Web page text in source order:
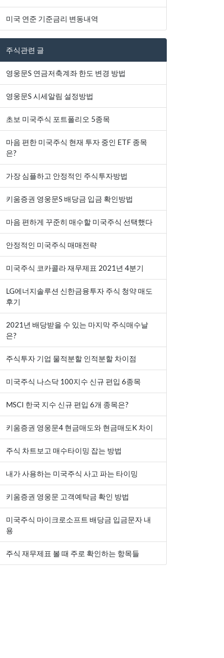
미국 연준 기준금리 변동내역
주식관련 글
영웅문S 연금저축계좌 한도 변경 방법
영웅문S 시세알림 설정방법
초보 미국주식 포트폴리오 5종목
마음 편한 미국주식 현재 투자 중인 ETF 종목
은?
가장 심플하고 안정적인 주식투자방법
키움증권 영웅문S 배당금 입금 확인방법
마음 편하게 꾸준히 매수할 미국주식 선택했다
안정적인 미국주식 매매전략
미국주식 코카콜라 재무제표 2021년 4분기
LG에너지솔루션 신한금융투자 주식 청약 매도
후기
2021년 배당받을 수 있는 마지막 주식매수날
은?
주식투자 기업 물적분할 인적분할 차이점
미국주식 나스닥 100지수 신규 편입 6종목
MSCI 한국 지수 신규 편입 6개 종목은?
키움증권 영웅문4 현금매도와 현금매도K 차이
주식 차트보고 매수타이밍 잡는 방법
내가 사용하는 미국주식 사고 파는 타이밍
키움증권 영웅문 고객예탁금 확인 방법
미국주식 마이크로소프트 배당금 입금문자 내
용
주식 재무제표 볼 때 주로 확인하는 항목들